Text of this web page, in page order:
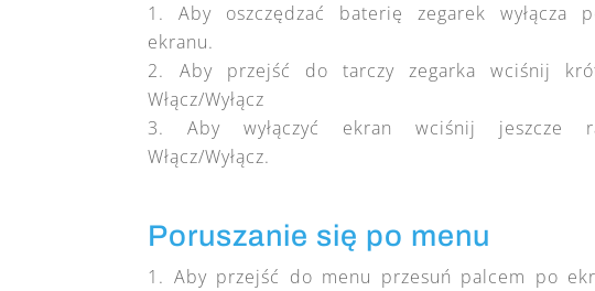
Aby oszczędzać baterię zegarek wyłącza
ekranu.
Aby przejść do tarczy zegarka wciśnij
Włącz/Wyłącz
Aby wyłączyć ekran wciśnij jeszcze
Włącz/Wyłącz.
Poruszanie się po menu
Aby przejść do menu przesuń palcem po